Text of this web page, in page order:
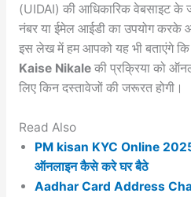
(UIDAI) की आधिकारिक वेबसाइट के
नंबर या ईमेल आईडी का उपयोग करके
इस लेख में हम आपको यह भी बताएंगे कि
Kaise Nikaleकी प्रक्रिया को
लिए किन दस्तावेजों की जरूरत होगी।
Read Also
PM kisan KYC Online
ऑनलाइन कैसे करे घर बैठे
Aadhar Card Address